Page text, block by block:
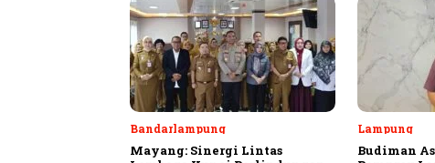
Bandarlampung
Mayang: Sinergi Lintas
Lampung
Budiman